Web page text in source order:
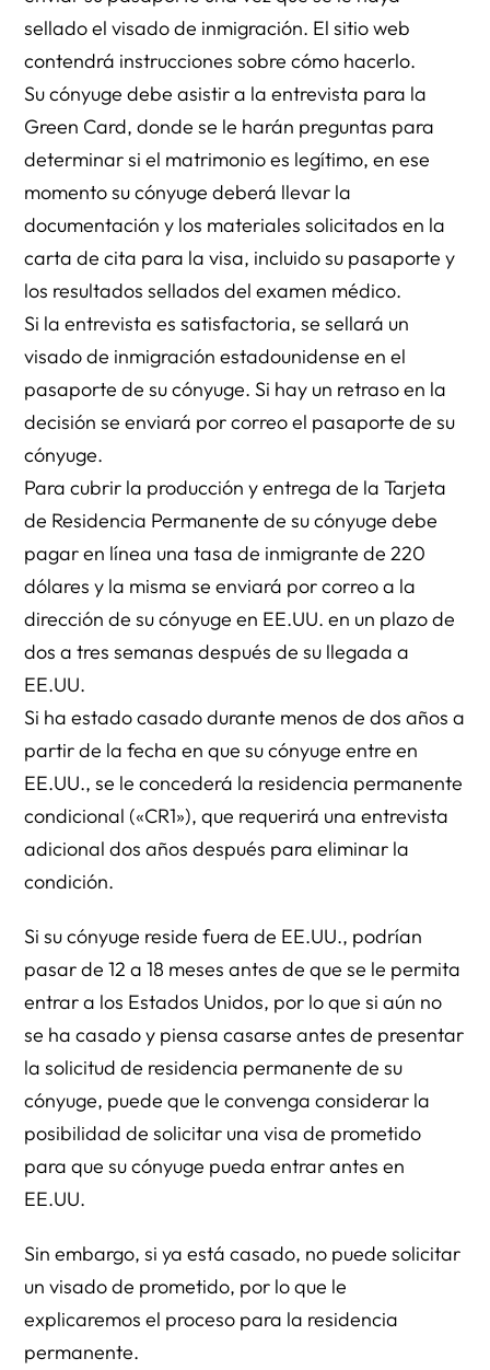
sellado el visado de inmigración. El sitio web
contendrá instrucciones sobre cómo hacerlo.
Su cónyuge debe asistir a la entrevista para la
Green Card, donde se le harán preguntas para
determinar si el matrimonio es legítimo, en ese
momento su cónyuge deberá llevar la
documentación y los materiales solicitados en la
carta de cita para la visa, incluido su pasaporte y
los resultados sellados del examen médico.
Si la entrevista es satisfactoria, se sellará un
visado de inmigración estadounidense en el
pasaporte de su cónyuge. Si hay un retraso en la
decisión se enviará por correo el pasaporte de su
cónyuge.
Para cubrir la producción y entrega de la Tarjeta
de Residencia Permanente de su cónyuge debe
pagar en línea una tasa de inmigrante de 220
dólares y la misma se enviará por correo a la
dirección de su cónyuge en EE.UU. en un plazo de
dos a tres semanas después de su llegada a
EE.UU.
Si ha estado casado durante menos de dos años a
partir de la fecha en que su cónyuge entre en
EE.UU., se le concederá la residencia permanente
condicional («CR1»), que requerirá una entrevista
adicional dos años después para eliminar la
condición.
Si su cónyuge reside fuera de EE.UU., podrían
pasar de 12 a 18 meses antes de que se le permita
entrar a los Estados Unidos, por lo que si aún no
se ha casado y piensa casarse antes de presentar
la solicitud de residencia permanente de su
cónyuge, puede que le convenga considerar la
posibilidad de solicitar una visa de prometido
para que su cónyuge pueda entrar antes en
EE.UU.
Sin embargo, si ya está casado, no puede solicitar
un visado de prometido, por lo que le
explicaremos el proceso para la residencia
permanente.